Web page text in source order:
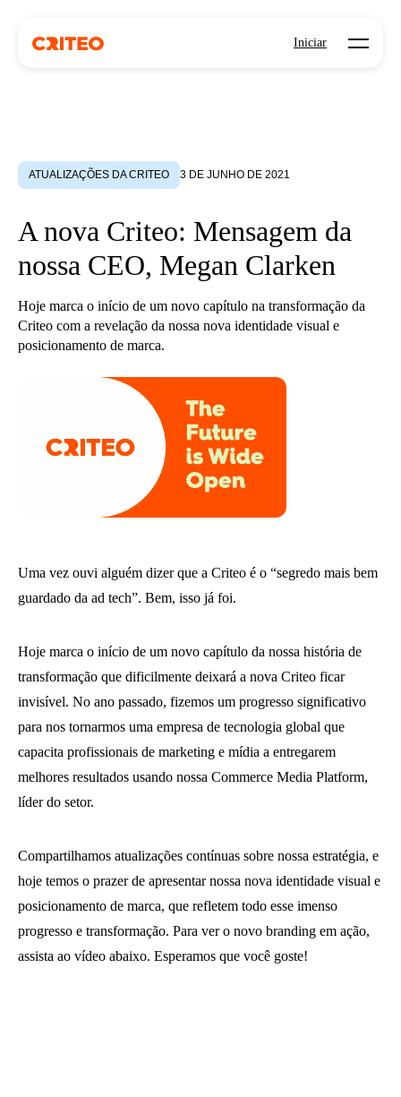
Iniciar Open
ATUALIZAÇÕES DA CRITEO 3 DE JUNHO DE 2021
A nova Criteo: Mensagem da
nossa CEO, Megan Clarken
Hoje marca o início de um novo capítulo na transformação da
Criteo com a revelação da nossa nova identidade visual e
posicionamento de marca.
Uma vez ouvi alguém dizer que a Criteo é o “segredo mais bem
guardado da ad tech”. Bem, isso já foi.
Hoje marca o início de um novo capítulo da nossa história de
transformação que dificilmente deixará a nova Criteo ficar
invisível. No ano passado, fizemos um progresso significativo
para nos tornarmos uma empresa de tecnologia global que
capacita profissionais de marketing e mídia a entregarem
melhores resultados usando nossa Commerce Media Platform,
líder do setor.
Compartilhamos atualizações contínuas sobre nossa estratégia, e
hoje temos o prazer de apresentar nossa nova identidade visual e
posicionamento de marca, que refletem todo esse imenso
progresso e transformação. Para ver o novo branding em ação,
assista ao vídeo abaixo. Esperamos que você goste!